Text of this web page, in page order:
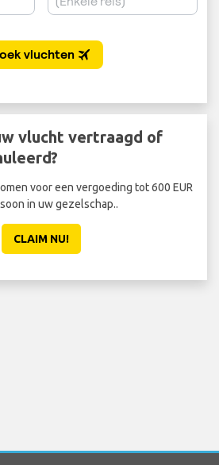
vlucht vertraagd of
voor een vergoeding tot 600 EUR
in uw gezelschap..
CLAIM NU!